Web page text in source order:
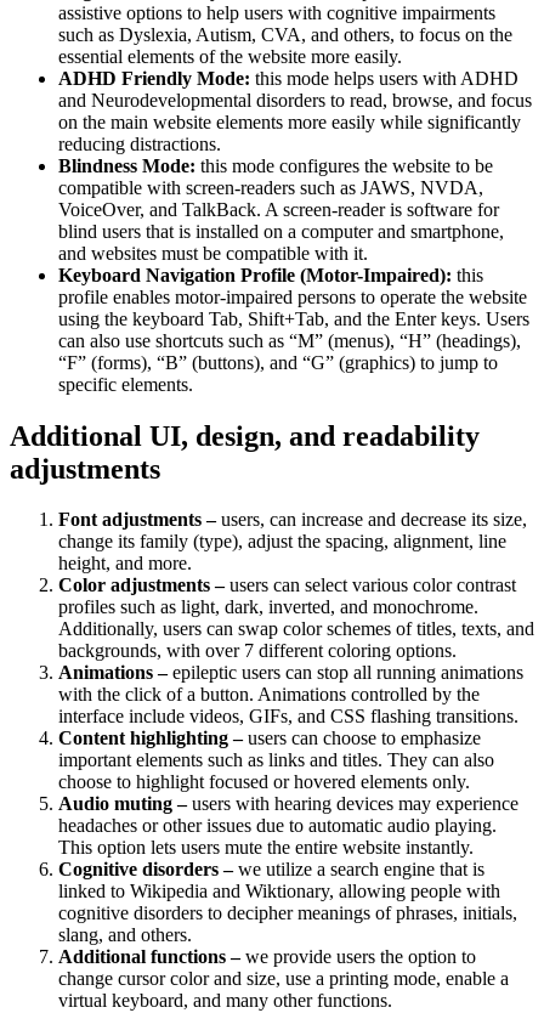
assistive options to help users with cognitive impairments
such as Dyslexia, Autism, CVA, and others, to focus on the
essential elements of the website more easily.
ADHD Friendly Mode: this mode helps users with ADHD
and Neurodevelopmental disorders to read, browse, and focus
on the main website elements more easily while significantly
reducing distractions.
Blindness Mode: this mode configures the website to be
compatible with screen-readers such as JAWS, NVDA,
VoiceOver, and TalkBack. A screen-reader is software for
blind users that is installed on a computer and smartphone,
and websites must be compatible with it.
Keyboard Navigation Profile (Motor-Impaired): this
profile enables motor-impaired persons to operate the website
using the keyboard Tab, Shift+Tab, and the Enter keys. Users
can also use shortcuts such as “M” (menus), “H” (headings),
“F” (forms), “B” (buttons), and “G” (graphics) to jump to
specific elements.
Additional UI, design, and readability
adjustments
Font adjustments –users, can increase and decrease its size,
change its family (type), adjust the spacing, alignment, line
height, and more.
Color adjustments –users can select various color contrast
profiles such as light, dark, inverted, and monochrome.
Additionally, users can swap color schemes of titles, texts, and
backgrounds, with over 7 different coloring options.
Animations –epileptic users can stop all running animations
with the click of a button. Animations controlled by the
interface include videos, GIFs, and CSS flashing transitions.
Content highlighting –users can choose to emphasize
important elements such as links and titles. They can also
choose to highlight focused or hovered elements only.
Audio muting –users with hearing devices may experience
headaches or other issues due to automatic audio playing.
This option lets users mute the entire website instantly.
Cognitive disorders –we utilize a search engine that is
linked to Wikipedia and Wiktionary, allowing people with
cognitive disorders to decipher meanings of phrases, initials,
slang, and others.
Additional functions –we provide users the option to
change cursor color and size, use a printing mode, enable a
virtual keyboard, and many other functions.